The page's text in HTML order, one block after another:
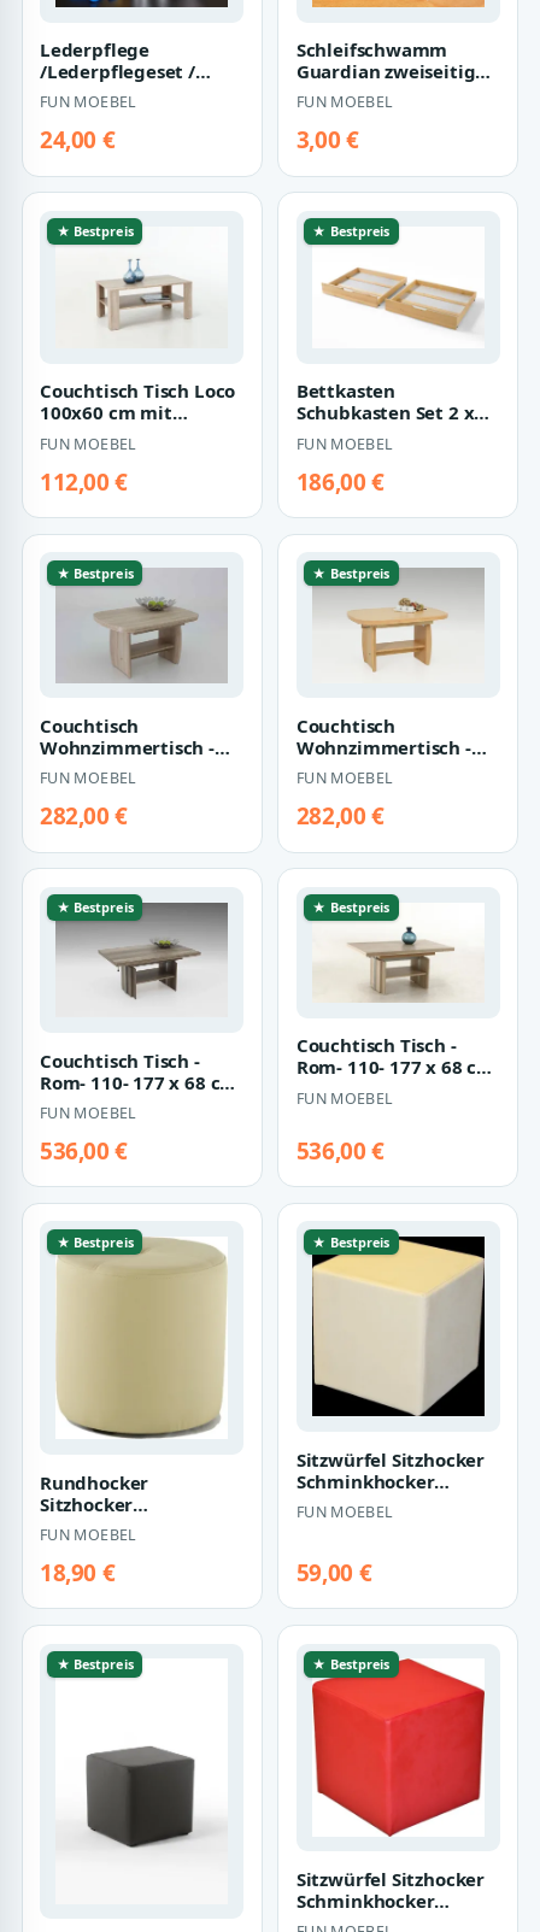
Lederpflege
/Lederpflegeset /
Lederreiniger und
Pflegeset Guardian
FUN MOEBEL
24,00 €
Schleifschwamm
Guardian zweiseitig
beschichtet / Korn 220
FUN MOEBEL
3,00 €
★ Bestpreis
Couchtisch Tisch Loco
100x60 cm mit
Ablageboden Sonoma
Eiche
FUN MOEBEL
112,00 €
★ Bestpreis
Bettkasten
Schubkasten Set 2 x
Stück für div.Betten
Kiefer Natur
FUN MOEBEL
186,00 €
★ Bestpreis
Couchtisch
Wohnzimmertisch -
Manfred - 90/142 x 68
cm Sonoma Eiche
mit…
FUN MOEBEL
282,00 €
★ Bestpreis
Couchtisch
Wohnzimmertisch -
Manfred - 90/142 x 68
cm Buche mit Liftfu…
FUN MOEBEL
282,00 €
★ Bestpreis
Couchtisch Tisch -
Rom- 110- 177 x 68 cm
Funktionscouchtisch -
Monument…
FUN MOEBEL
536,00 €
★ Bestpreis
Couchtisch Tisch -
Rom- 110- 177 x 68 cm
Funktionscouchtisch -
Sonoma Ei…
FUN MOEBEL
536,00 €
★ Bestpreis
Rundhocker
Sitzhocker
Schminkhocker
Hocker Sessel
Kunstleder Creme
43x…
FUN MOEBEL
18,90 €
★ Bestpreis
Sitzwürfel Sitzhocker
Schminkhocker
Hocker Sessel
Kunstleder Creme
FUN MOEBEL
59,00 €
★ Bestpreis ★ Bestpreis
Sitzwürfel Sitzhocker
Schminkhocker
Hocker Sessel